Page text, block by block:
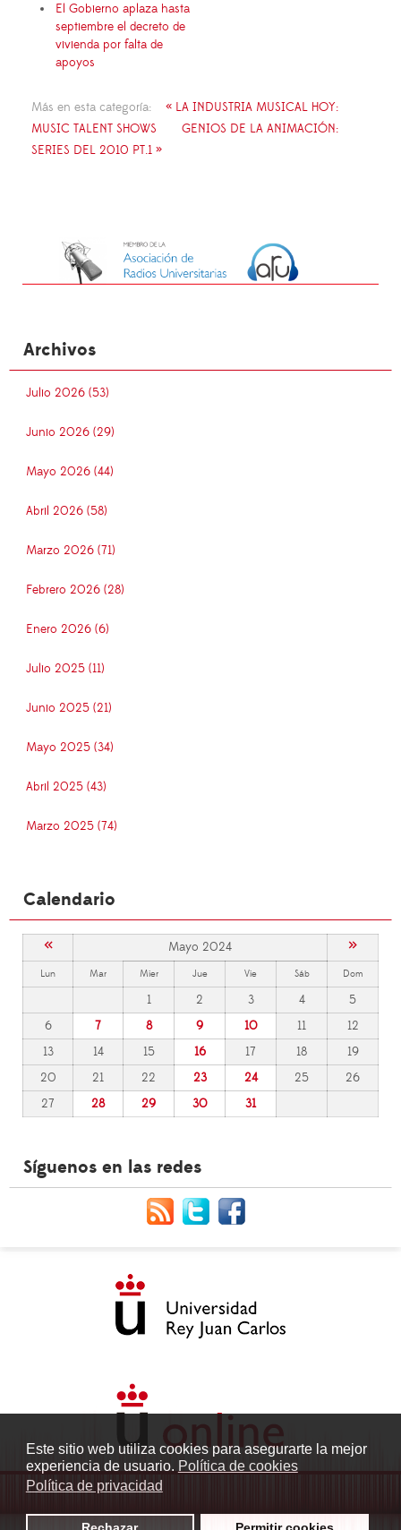
Este sitio web utiliza cookies para asegurarte la mejor
experiencia de usuario. Política de cookies
Política de privacidad
El Gobierno aplaza hasta
septiembre el decreto de
vivienda por falta de
apoyos
Más en esta categoría:
« LA INDUSTRIA MUSICAL HOY:
MUSIC TALENT SHOWS
GENIOS DE LA ANIMACIÓN:
SERIES DEL 2010 PT.1 »
Archivos
Julio 2026 (53)
Junio 2026 (29)
Mayo 2026 (44)
Abril 2026 (58)
Marzo 2026 (71)
Febrero 2026 (28)
Enero 2026 (6)
Julio 2025 (11)
Junio 2025 (21)
Mayo 2025 (34)
Abril 2025 (43)
Marzo 2025 (74)
Calendario
« Mayo 2024 »
Lun Mar Mier Jue Vie Sáb Dom
1 2 3 4
5
6
7 8 9 10 11
12
13
14 15 16 17 18
19
20
21 22 23 24 25
26
27
28 29 30 31
Síguenos en las redes